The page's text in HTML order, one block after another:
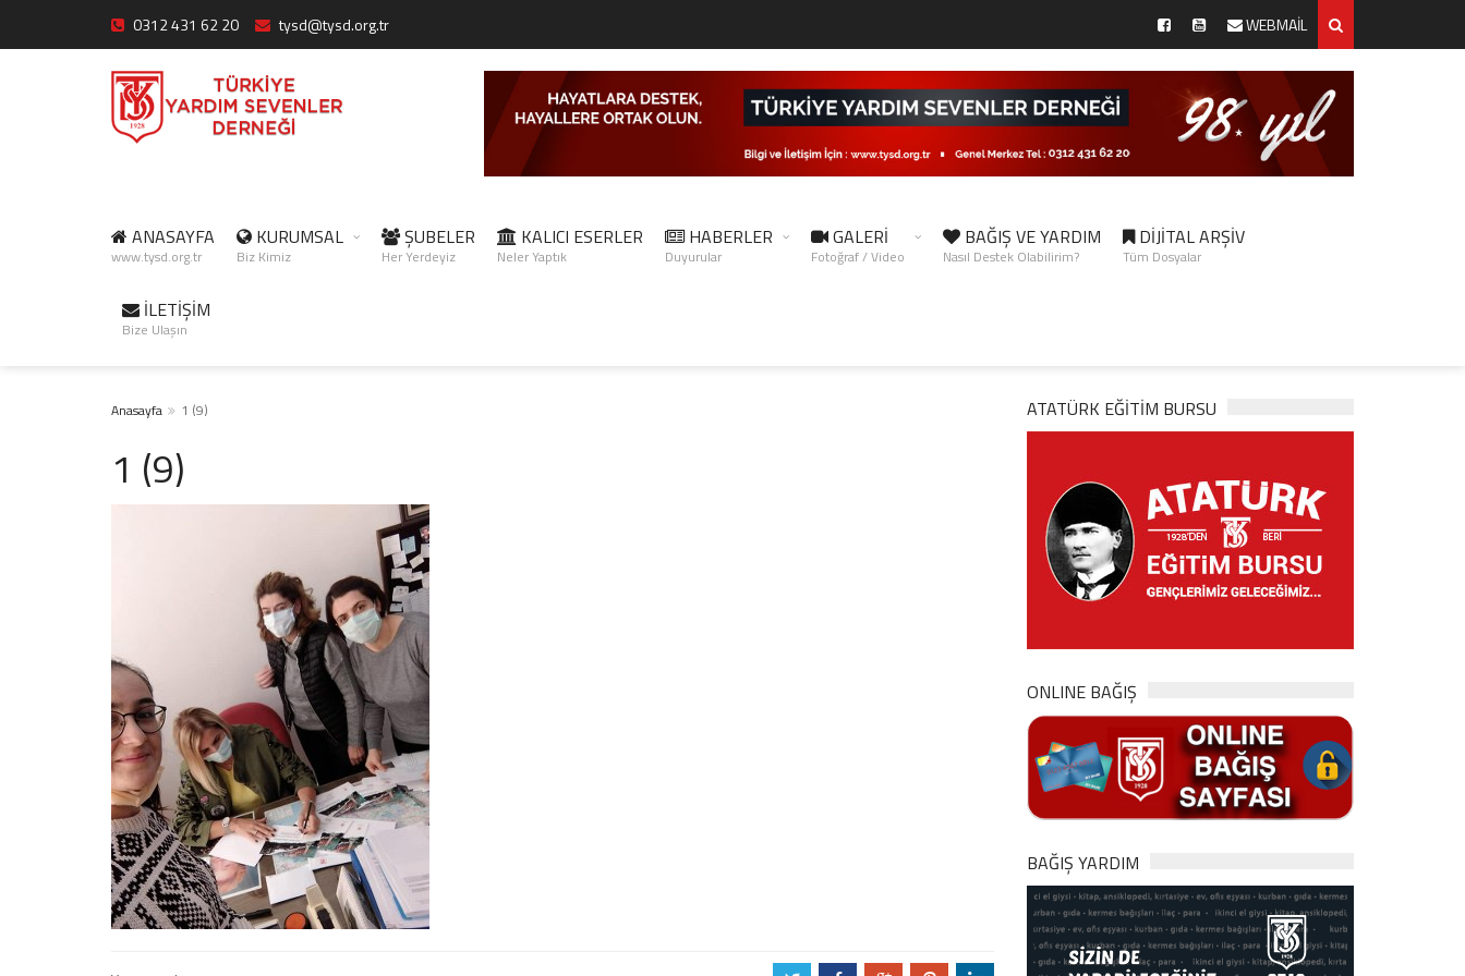
0312 431 62 20 tysd@tysd.org.tr WEBMAİL
ANASAYFA
www.tysd.org.tr
KURUMSAL
Biz Kimiz
ŞUBELER
Her Yerdeyiz
KALICI ESERLER
Neler Yaptık
HABERLER
Duyurular
GALERİ
Fotoğraf / Video
BAĞIŞ VE YARDIM
Nasıl Destek Olabilirim?
DİJİTAL ARŞİV
Tüm Dosyalar
İLETİŞİM
Bize Ulaşın
Anasayfa 1 (9)
1 (9)
ATATÜRK EĞITIM BURSU
ONLINE BAĞIŞ
BAĞIŞ YARDIM